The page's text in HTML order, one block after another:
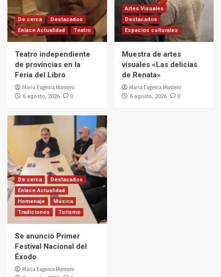
De cerca
Destacados
Enlace Actualidad
Teatro
Teatro independiente
de provincias en la
Feria del Libro
Maria Eugenia Montero
6 agosto, 2026 0
Artes Visuales
Destacados
Espacios culturales
Muestra de artes
visuales «Las delicias
de Renata»
Maria Eugenia Montero
6 agosto, 2026 0
De cerca
Destacados
Enlace Actualidad
Homenaje
Música
Tradiciones
Turismo
Se anunció Primer
Festival Nacional del
Éxodo
Maria Eugenia Montero